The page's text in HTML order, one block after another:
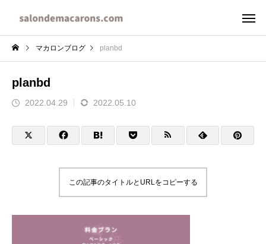
マカロンブログ planbd
planbd
2022.04.29 2022.05.10
この記事のタイトルとURLをコピーする